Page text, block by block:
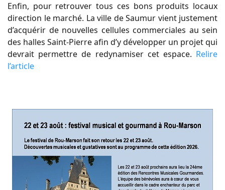
Enfin, pour retrouver tous ces bons produits locaux
direction le marché. La ville de Saumur vient justement
d’acquérir de nouvelles cellules commerciales au sein
des halles Saint-Pierre afin d’y développer un projet qui
devrait permettre de redynamiser cet espace. Relire
l’article